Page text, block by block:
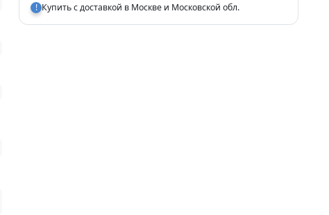
! Купить с доставкой в Москве и Московской обл.